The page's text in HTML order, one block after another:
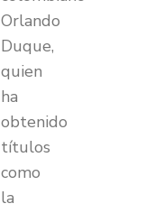
Orlando
Duque,
quien
ha
obtenido
títulos
como
la